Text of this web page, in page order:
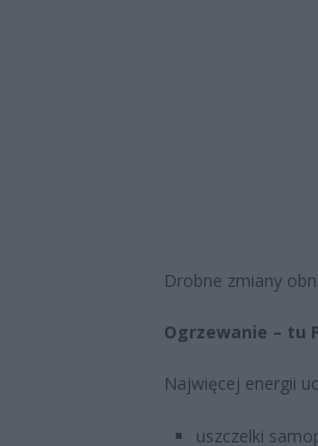
Drobne zmiany
Ogrzewanie – tu
Najwięcej energii
uszczelki